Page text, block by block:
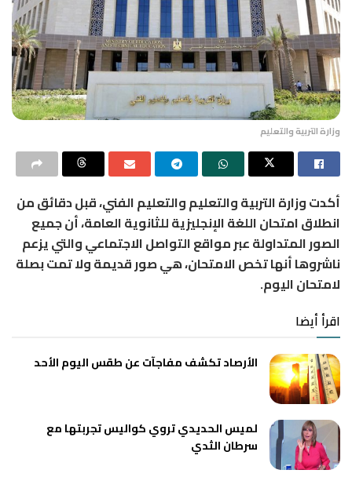
وزارة التربية والتعليم
أكدت وزارة التربية والتعليم والتعليم الفني، قبل دقائق من
انطلاق امتحان اللغة الإنجليزية للثانوية العامة، أن جميع
الصور المتداولة عبر مواقع التواصل الاجتماعي والتي يزعم
ناشروها أنها تخص الامتحان، هي صور قديمة ولا تمت بصلة
لامتحان اليوم.
اقرأ أيضا
الأرصاد تكشف مفاجآت عن طقس اليوم الأحد
لميس الحديدي تروي كواليس تجربتها مع
سرطان الثدي